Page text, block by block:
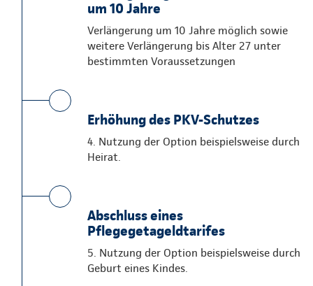
um 10 Jahre
Verlängerung um 10 Jahre möglich sowie
weitere Verlängerung bis Alter 27 unter
bestimmten Voraussetzungen
Erhöhung des PKV-Schutzes
4. Nutzung der Option beispielsweise durch
Heirat.
Abschluss eines
Pflegegetageldtarifes
5. Nutzung der Option beispielsweise durch
Geburt eines Kindes.